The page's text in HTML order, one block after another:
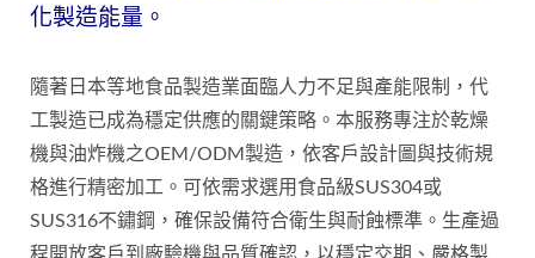
化製造能量。
隨著日本等地食品製造業面臨人力不足與產能限制，代
工製造已成為穩定供應的關鍵策略。本服務專注於乾燥
機與油炸機之OEM/ODM製造，依客戶設計圖與技術規
格進行精密加工。可依需求選用食品級SUS304或
SUS316不鏽鋼，確保設備符合衛生與耐蝕標準。生產過